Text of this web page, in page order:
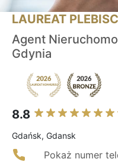
LAUREAT
Agent
Gdynia
8.8
Gdańsk, Gdansk
Pokaż numer